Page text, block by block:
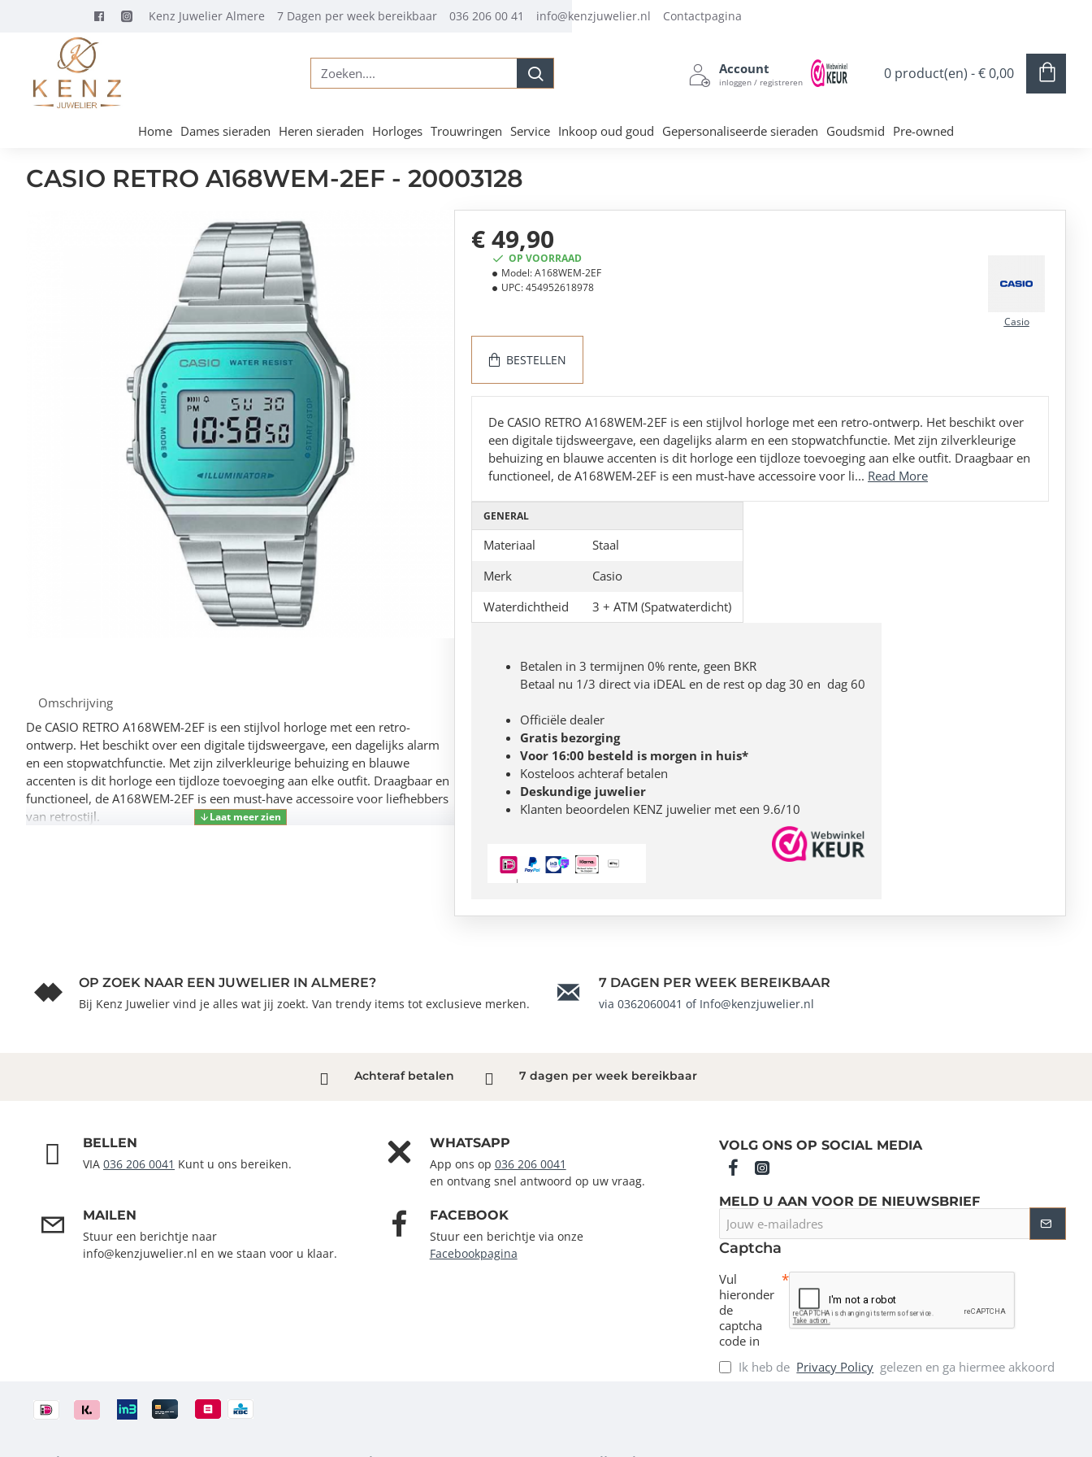
Kenz Juwelier Almere 7 Dagen per week bereikbaar 036 206 00 41 info@kenzjuwelier.nl Contactpagina
Zoeken....
Account
inloggen / registreren 0 product(en) - € 0,00
Home Dames sieraden Heren sieraden Horloges Trouwringen Service Inkoop oud goud Gepersonaliseerde sieraden Goudsmid Pre-owned
CASIO RETRO A168WEM-2EF - 20003128
Omschrijving
De CASIO RETRO A168WEM-2EF is een stijlvol horloge met een retro-
ontwerp. Het beschikt over een digitale tijdsweergave, een dagelijks alarm
en een stopwatchfunctie. Met zijn zilverkleurige behuizing en blauwe
accenten is dit horloge een tijdloze toevoeging aan elke outfit. Draagbaar en
functioneel, de A168WEM-2EF is een must-have accessoire voor liefhebbers
van retrostijl.
OP VOORRAAD
Model:A168WEM-2EF
UPC:454952618978
Casio
€ 49,90
BESTELLEN
De CASIO RETRO A168WEM-2EF is een stijlvol horloge met een retro-ontwerp. Het beschikt over
een digitale tijdsweergave, een dagelijks alarm en een stopwatchfunctie. Met zijn zilverkleurige
behuizing en blauwe accenten is dit horloge een tijdloze toevoeging aan elke outfit. Draagbaar en
functioneel, de A168WEM-2EF is een must-have accessoire voor li... Read More
GENERAL
Materiaal
Staal
Merk
Casio
Waterdichtheid
3 + ATM (Spatwaterdicht)
Betalen in 3 termijnen 0% rente, geen BKR
Betaal nu 1/3 direct via iDEAL en de rest op dag 30 en dag 60
Officiële dealer
Gratis bezorging
Voor 16:00 besteld is morgen in huis*
Kosteloos achteraf betalen
Deskundige juwelier
Klanten beoordelen KENZ juwelier met een 9.6/10
OP ZOEK NAAR EEN JUWELIER IN ALMERE?
Bij Kenz Juwelier vind je alles wat jij zoekt. Van trendy items tot exclusieve merken.
7 DAGEN PER WEEK BEREIKBAAR
via 0362060041 of Info@kenzjuwelier.nl
Achteraf betalen 7 dagen per week bereikbaar
BELLEN
VIA 036 206 0041 Kunt u ons bereiken.
WHATSAPP
App ons op 036 206 0041
en ontvang snel antwoord op uw vraag.
MAILEN
Stuur een berichtje naar
info@kenzjuwelier.nl en we staan voor u klaar.
FACEBOOK
Stuur een berichtje via onze
Facebookpagina
VOLG ONS OP SOCIAL MEDIA
MELD U AAN VOOR DE NIEUWSBRIEF
Jouw
e-
mailadres
Captcha
Vul
hieronder
de
captcha
code in
Ik heb de Privacy Policy gelezen en ga hiermee akkoord